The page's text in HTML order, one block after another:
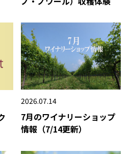
2026.07.14
7月のワイナリーショップ
情報（7/14更新）